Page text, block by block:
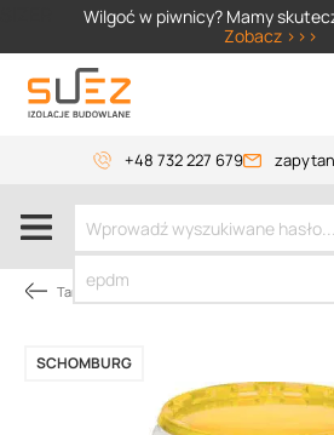
Wilgoć w piwnicy? Mamy
Zobacz >>>
+48 732 227 679
Tarasy i balkony pod płytki
SCHOMBURG